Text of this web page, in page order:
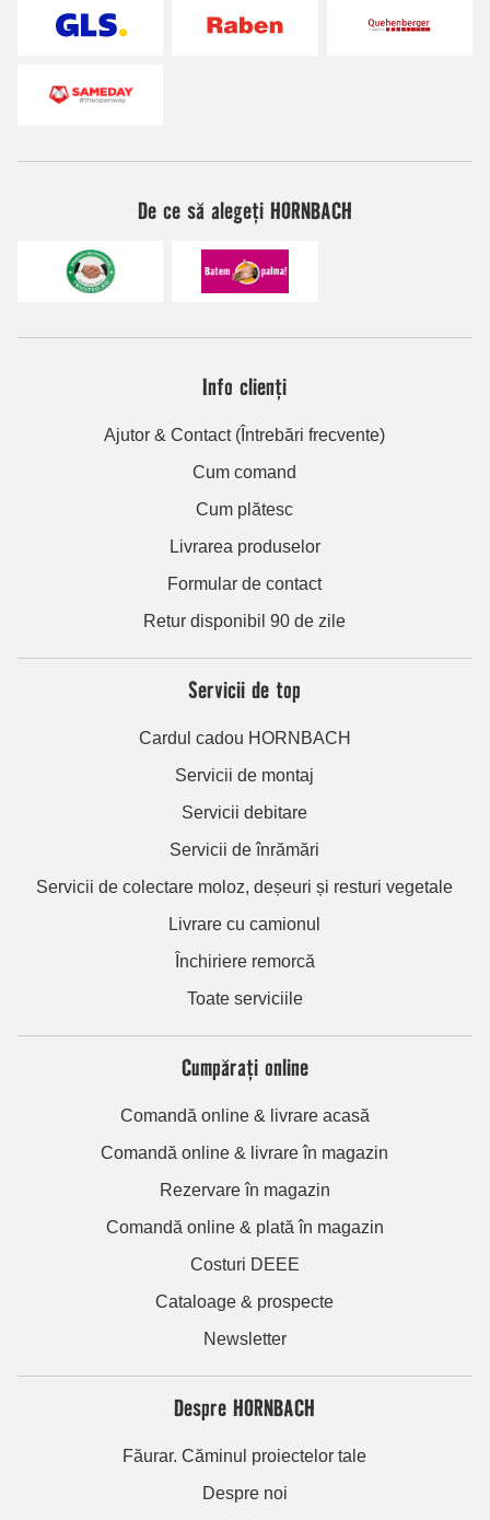
De ce să alegeți HORNBACH
Info clienți
Ajutor & Contact (Întrebări frecvente)
Cum comand
Cum plătesc
Livrarea produselor
Formular de contact
Retur disponibil 90 de zile
Servicii de top
Cardul cadou HORNBACH
Servicii de montaj
Servicii debitare
Servicii de înrămări
Servicii de colectare moloz, deșeuri și resturi vegetale
Livrare cu camionul
Închiriere remorcă
Toate serviciile
Cumpărați online
Comandă online & livrare acasă
Comandă online & livrare în magazin
Rezervare în magazin
Comandă online & plată în magazin
Costuri DEEE
Cataloage & prospecte
Newsletter
Despre HORNBACH
Făurar. Căminul proiectelor tale
Despre noi